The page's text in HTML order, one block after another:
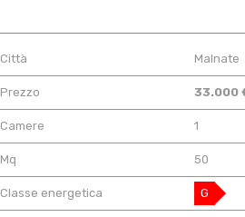
Città Malnate
Prezzo 33.000
Camere 1
Mq 50
Classe energetica G